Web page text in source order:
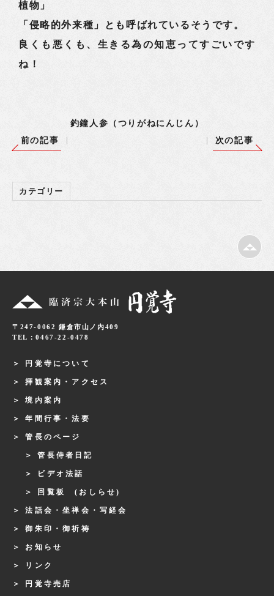
植物」
「侵略的外来種」とも呼ばれているそうです。
良くも悪くも、生きる為の知恵ってすごいです
ね！
釣鐘人参（つりがねにんじん）
前の記事
次の記事
カテゴリー
〒247-0062 鎌倉市山ノ内409
TEL：0467-22-0478
円覚寺について
拝観案内・アクセス
境内案内
年間行事・法要
管長のページ
管長侍者日記
ビデオ法話
回覧板 (おしらせ)
法話会・坐禅会・写経会
御朱印・御祈祷
お知らせ
リンク
円覚寺売店